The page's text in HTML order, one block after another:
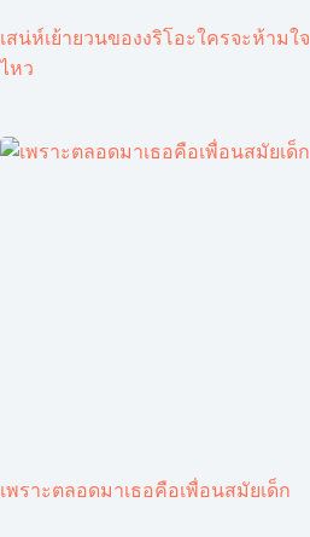
เสน่ห์เย้ายวนของงริโอะใครจะห้ามใจ
ไหว
เพราะตลอดมาเธอคือเพื่อนสมัยเด็ก